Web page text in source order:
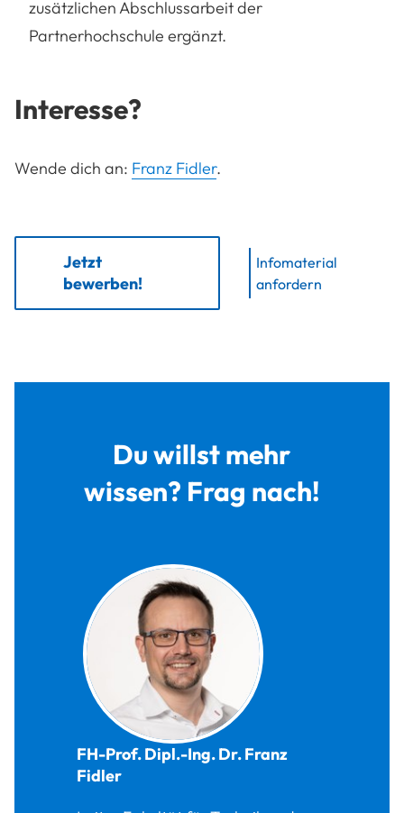
zusätzlichen Abschlussarbeit der
Partnerhochschule ergänzt.
Interesse?
Wende dich an: Franz Fidler.
Jetzt
bewerben!
Infomaterial
anfordern
Du willst mehr
wissen? Frag nach!
FH-Prof. Dipl.-Ing. Dr.Franz
Fidler